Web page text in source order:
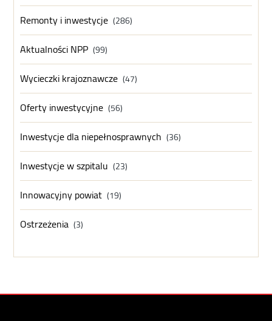
Remonty i inwestycje (286)
Aktualności NPP (99)
Wycieczki krajoznawcze (47)
Oferty inwestycyjne (56)
Inwestycje dla niepełnosprawnych (36)
Inwestycje w szpitalu (23)
Innowacyjny powiat (19)
Ostrzeżenia (3)